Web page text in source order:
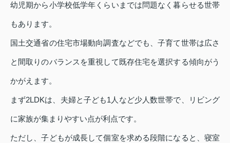
幼児期から小学校低学年くらいまでは問題なく暮らせる世帯
もあります。
国土交通省の住宅市場動向調査などでも、子育て世帯は広さ
と間取りのバランスを重視して既存住宅を選択する傾向がう
かがえます。
まず2LDKは、夫婦と子ども1人など少人数世帯で、リビング
に家族が集まりやすい点が利点です。
ただし、子どもが成長して個室を求める段階になると、寝室